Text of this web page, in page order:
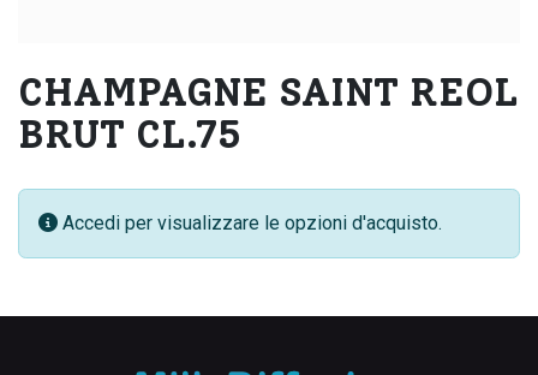
CHAMPAGNE SAINT REOL
BRUT CL.75
Accedi per visualizzare le opzioni d'acquisto.